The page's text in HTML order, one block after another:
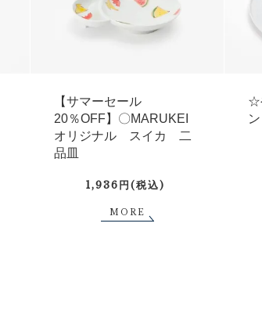
【サマーセール
20％OFF】〇MARUKEI
オリジナル スイカ 二
品皿
1,936円(税込)
MORE
☆